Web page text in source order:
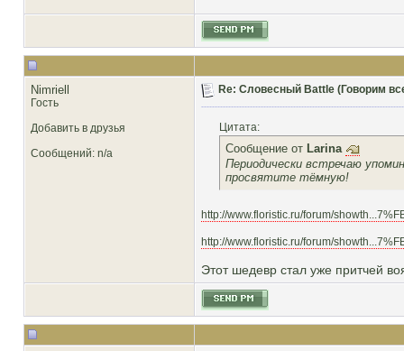
Nimriell
Гость
Добавить в друзья
Сообщений: n/a
Re: Словесный Battle (Говорим
Цитата:
Сообщение от Larina
Периодически встречаю
просвятите тёмную!
http://www.floristic.ru/forum/
http://www.floristic.ru/forum/
Этот шедевр стал уже притчей